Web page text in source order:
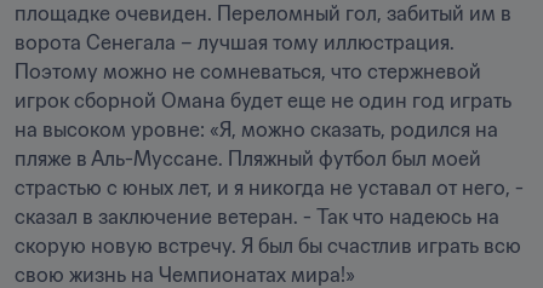
площадке очевиден. Переломный гол, забитый им в
ворота Сенегала – лучшая тому иллюстрация.
Поэтому можно не сомневаться, что стержневой
игрок сборной Омана будет еще не один год играть
на высоком уровне: «Я, можно сказать, родился на
пляже в Аль-Муссане. Пляжный футбол был моей
страстью с юных лет, и я никогда не уставал от него, -
сказал в заключение ветеран. - Так что надеюсь на
скорую новую встречу. Я был бы счастлив играть всю
свою жизнь на Чемпионатах мира!»